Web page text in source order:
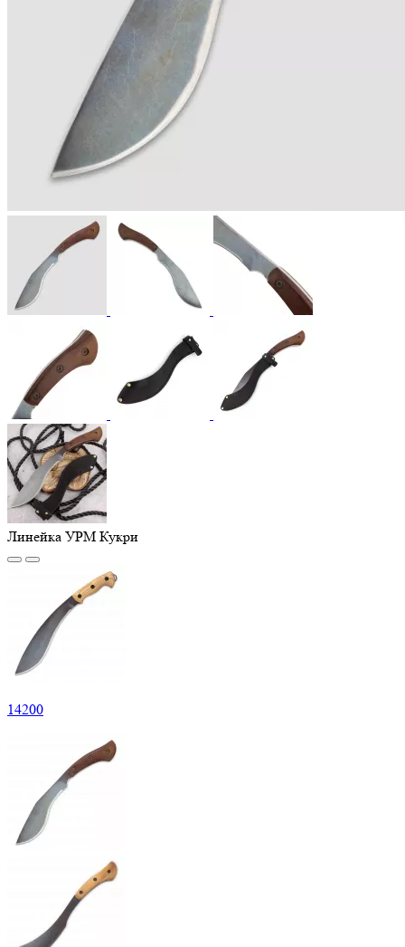
Линейка УРМ Кукри
14200